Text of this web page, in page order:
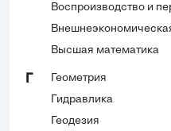
Воспроизводство и
Высшая математика
Г
Геометрия
Гидравлика
Геодезия